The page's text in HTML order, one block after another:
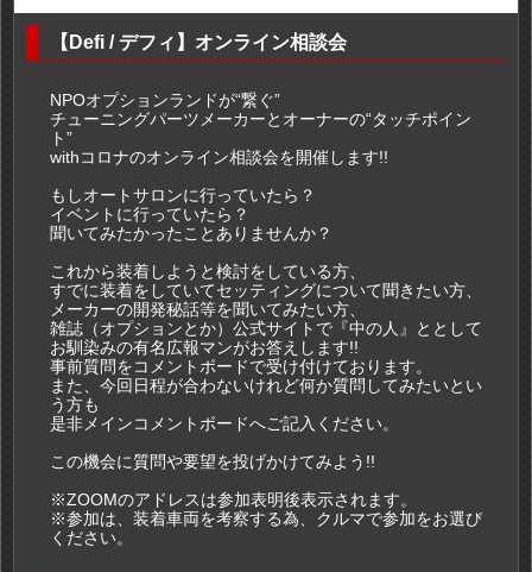
【Defi / デフィ】オンライン相談会
NPOオプションランドが“繋ぐ”
チューニングパーツメーカーとオーナーの“タッチポイン
ト”
withコロナのオンライン相談会を開催します!!
もしオートサロンに行っていたら？
イベントに行っていたら？
聞いてみたかったことありませんか？
これから装着しようと検討をしている方、
すでに装着をしていてセッティングについて聞きたい方、
メーカーの開発秘話等を聞いてみたい方、
雑誌（オプションとか）公式サイトで『中の人』ととして
お馴染みの有名広報マンがお答えします!!
事前質問をコメントボードで受け付けております。
また、今回日程が合わないけれど何か質問してみたいとい
う方も
是非メインコメントボードへご記入ください。
この機会に質問や要望を投げかけてみよう!!
※ZOOMのアドレスは参加表明後表示されます。
※参加は、装着車両を考察する為、クルマで参加をお選び
ください。